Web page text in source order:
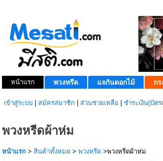
หน้าแรก พวงหรีด แจกันดอกไม้ กร
เข้าสู่ระบบ สมัครสมาชิก ส่วนช่วยเหลือ ชำระเงิน(บัตร
พวงหรีดผ้าห่ม
หน้าแรก > สินค้าทั้งหมด > พวงหรีด >พวงหรีดผ้าห่ม